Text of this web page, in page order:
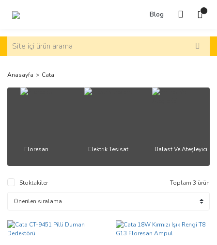
Blog
Anasayfa Cata
Floresan Elektrik Tesisat Balast Ve Ateşleyici
Stoktakiler Toplam 3 ürün